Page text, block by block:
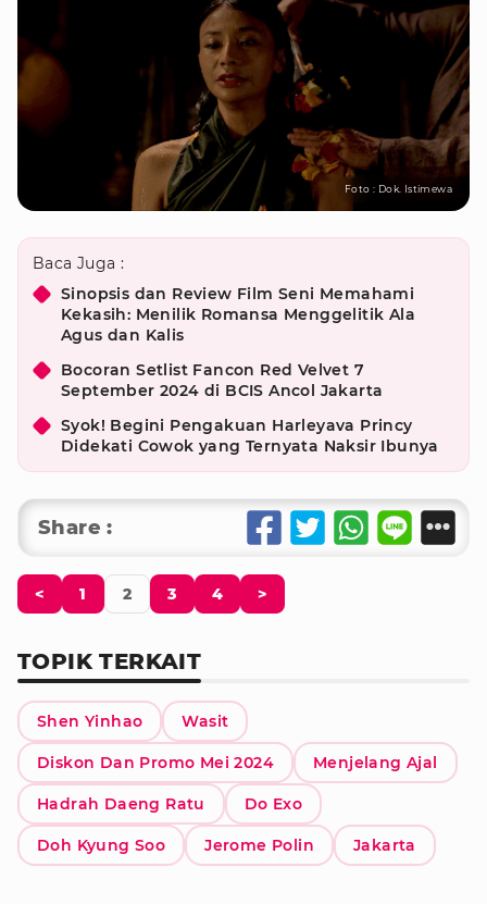
Foto : Dok. Istimewa
Baca Juga :
Sinopsis dan Review Film Seni Memahami
Kekasih: Menilik Romansa Menggelitik Ala
Agus dan Kalis
Bocoran Setlist Fancon Red Velvet 7
September 2024 di BCIS Ancol Jakarta
Syok! Begini Pengakuan Harleyava Princy
Didekati Cowok yang Ternyata Naksir Ibunya
Share :
< 1 2 3 4 >
TOPIK TERKAIT
Shen Yinhao Wasit
Diskon Dan Promo Mei 2024 Menjelang Ajal
Hadrah Daeng Ratu Do Exo
Doh Kyung Soo Jerome Polin Jakarta